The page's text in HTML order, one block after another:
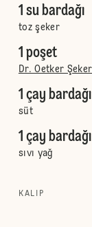
1 su bardağı
toz şeker
1 poşet
Dr. Oetker
1 çay bardağı
süt
1 çay bardağı
sıvı yağ
KALIP